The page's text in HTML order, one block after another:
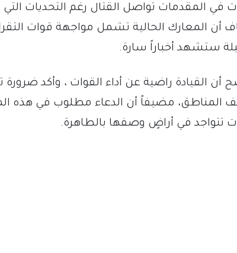
في المقدمات تواصل القتال رغم التحديات
أن المعارك الحالية تشمل مواجهة قوات التقراي
ستشهد أخباراً سارة.
أن القيادة راضية عن أداء القوات ، وأكد ضرورة
المناطق، مضيفاً أن الدعاء مطلوب في هذه
تتواجد في أراضٍ وصفها بالطاهرة.